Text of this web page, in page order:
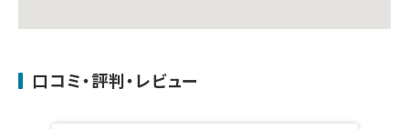
口コミ・評判・レビュー